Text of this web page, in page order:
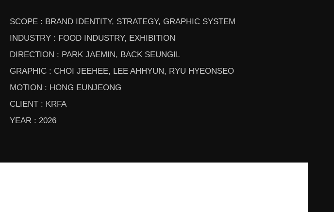
SCOPE : BRANDIDENTITY, STRATEGY, GRAPHIC SYSTEM
INDUSTRY : FOOD INDUSTRY, EXHIBITION
DIRECTION : PARK JAEMIN, BACK SEUNGIL
GRAPHIC : CHOI JEEHEE, LEE AHHYUN, RYU HYEONSEO
MOTION : HONG EUNJEONG
CLIENT : KRFA
YEAR : 2026